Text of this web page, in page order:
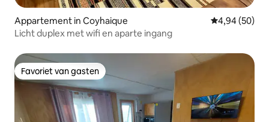
Appartement in Coyhaique Gemiddelde
4,94 (50)
Licht duplex met wifi en aparte ingang
Favoriet van gasten
Favoriet van gasten